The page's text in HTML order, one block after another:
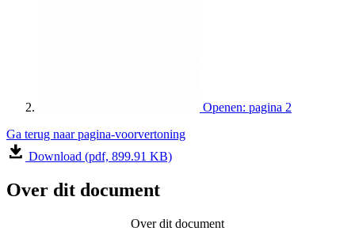
Openen: pagina 2
Ga terug naar pagina-voorvertoning
Download (pdf, 899.91 KB)
Over dit document
Over dit document